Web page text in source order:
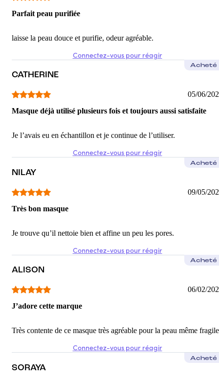
Parfait peau purifiée
laisse la peau douce et purifie, odeur agréable.
Connectez-vous pour réagir
CATHERINE
Acheté
05/06/
Masque déjà utilisé plusieurs fois et toujours aussi satisfaite
Je l’avais eu en échantillon et je continue de l’utiliser.
Connectez-vous pour réagir
NILAY
Acheté
09/05/
Très bon masque
Je trouve qu’il nettoie bien et affine un peu les pores.
Connectez-vous pour réagir
ALISON
Acheté
06/02/
J’adore cette marque
Très contente de ce masque très agréable pour la peau même fragile
Connectez-vous pour réagir
SORAYA
Acheté